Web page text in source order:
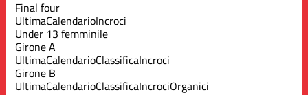
Final four
UltimaCalendarioIncroci
Under 13 femminile
Girone A
UltimaCalendarioClassificaIncroci
Girone B
UltimaCalendarioClassificaIncrociOrganici